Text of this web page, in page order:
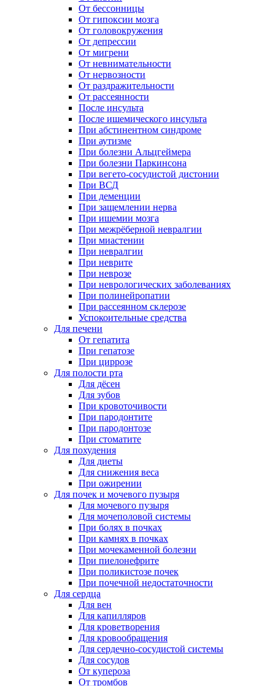
От бессонницы
От гипоксии мозга
От головокружения
От депрессии
От мигрени
От невнимательности
От нервозности
От раздражительности
От рассеянности
После инсульта
После ишемического инсульта
При абстинентном синдроме
При аутизме
При болезни Альцгеймера
При болезни Паркинсона
При вегето-сосудистой дистонии
При ВСД
При деменции
При защемлении нерва
При ишемии мозга
При межрёберной невралгии
При миастении
При невралгии
При неврите
При неврозе
При неврологических заболеваниях
При полинейропатии
При рассеянном склерозе
Успокоительные средства
Для печени
От гепатита
При гепатозе
При циррозе
Для полости рта
Для дёсен
Для зубов
При кровоточивости
При пародонтите
При пародонтозе
При стоматите
Для похудения
Для диеты
Для снижения веса
При ожирении
Для почек и мочевого пузыря
Для мочевого пузыря
Для мочеполовой системы
При болях в почках
При камнях в почках
При мочекаменной болезни
При пиелонефрите
При поликистозе почек
При почечной недостаточности
Для сердца
Для вен
Для капилляров
Для кроветворения
Для кровообращения
Для сердечно-сосудистой системы
Для сосудов
От купероза
От тромбов